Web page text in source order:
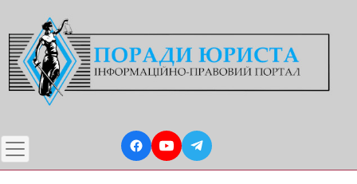
до
основного
вмісту